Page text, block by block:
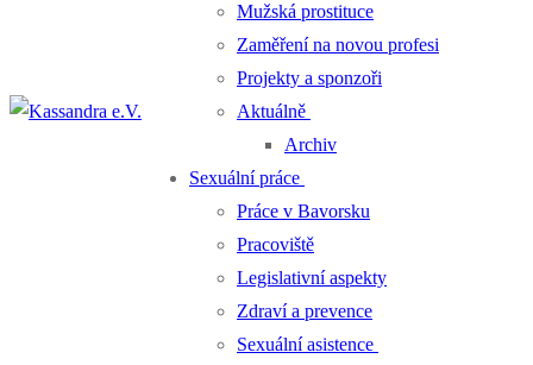
Mužská prostituce
Zaměření na novou profesi
Projekty a sponzoři
Aktuálně
Archiv
Sexuální práce
Práce v Bavorsku
Pracoviště
Legislativní aspekty
Zdraví a prevence
Sexuální asistence